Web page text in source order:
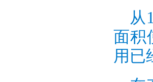
从
面积
用已